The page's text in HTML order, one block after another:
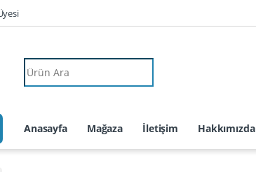
Search for:
Anasayfa Mağaza İletişim Hakkımızda